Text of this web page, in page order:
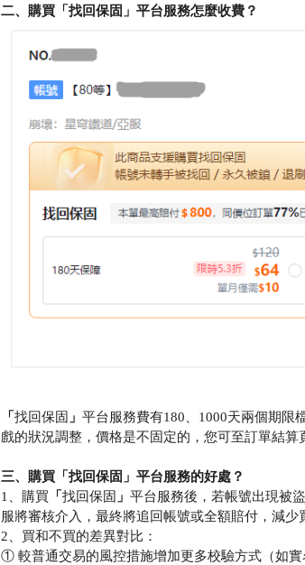
二、購買 「 找回保固 」 平台服務怎麼收費？
「 找回保固 」 平台服務費有180、1000天兩個期限
戲的狀況調整，價格是不固定的，您可至訂單結算
三、購買 「 找回保固 」 平台服務的好處？
1、購買 「 找回保固 」 平台服務後，若帳號出現被
服將審核介入，最終將追回帳號或全額賠付，減少
2、買和不買的差異對比：
① 較普通交易的風控措施增加更多校驗方式（如實